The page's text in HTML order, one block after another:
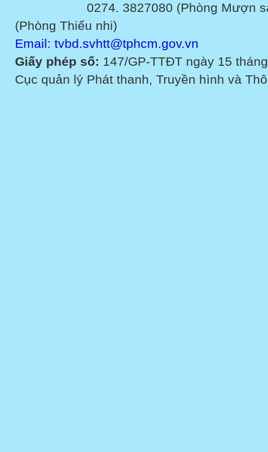
0274. 3827080 (Phòng Mượn sách
(Phòng Thiếu nhi)
Email: tvbd.svhtt@tphcm.gov.vn
Giấy phép số: 147/GP-TTĐT ngày 15
Cục quản lý Phát thanh, Truyền hình và